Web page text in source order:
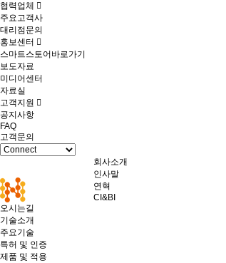
협력업체
주요고객사
대리점문의
홍보센터
스마트스토어바로가기
보도자료
미디어센터
자료실
고객지원
공지사항
FAQ
고객문의
회사소개
인사말
연혁
CI&BI
오시는길
기술소개
주요기술
특허 및 인증
제품 및 적용